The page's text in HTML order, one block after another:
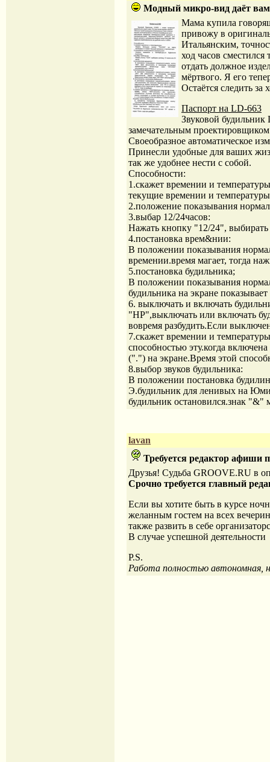
Модный микро-вид даёт вам
Мама купила
привожу в
Итальянским,
ход часов
отдать должное
мёртвого. Я его
Остаётся следить за
Паспорт на LD-663
Звуковой будильник
замечательным
Своеобразное автоматическое
Принесли удобные для ваших
так же удобнее нести с собой.
Способности:
1.скажет времении и
текущие времении и
2.положение показывания
3.выбар 12/24часов:
Нажать кнопку "12/24", выбирать
4.постановка врем&нии:
В положении показывания
времении.время магает, тогда
5.постановка будильника;
В положении показывания
будильника на экране
6. выключать и включать
"НР",выключать или включать
вовремя разбудить.Если
7.скажет времении и
способностью эту.когда
(".") на экране.Время этой
8.выбор звуков будильника:
В положении постановка
Э.будильник для ленивых на
будильник остановился.знак "&"
lavan
Требуется редактор афиши
Друзья! Судьба GROOVE.RU в
Срочно требуется главный
Если вы хотите быть в курсе
желанным гостем на всех
также развить в себе
В случае успешной
P.S.
Работа полностью автономная,